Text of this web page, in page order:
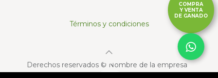
Términos y condiciones
Derechos reservados © Nombre de la empresa
COMPRA
Y VENTA
DE GANADO